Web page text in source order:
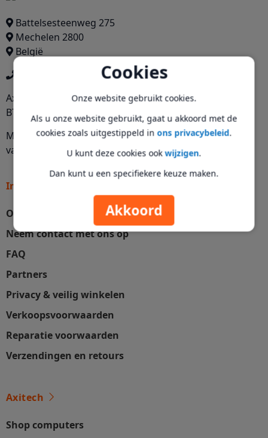
Cookies
Onze website gebruikt cookies.
Als u onze website gebruikt, gaat u akkoord met de
cookies zoals uitgestippeld inons privacybeleid.
U kunt deze cookies ookwijzigen.
Dan kunt u een specifiekere keuze maken.
Akkoord
Battelsesteenweg 275
Mechelen 2800
België
Axitech BV
BTW: 1017503472
Maandag tot zaterdag
van 10:00 tot 18:00
Informatie
Over ons
Neem contact met ons op
FAQ
Partners
Privacy & veilig winkelen
Verkoopsvoorwaarden
Reparatie voorwaarden
Verzendingen en retours
Axitech
Shop computers